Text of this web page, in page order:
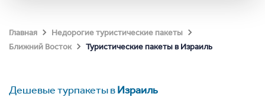
Главная
Недорогие туристические пакеты
Ближний Восток
Туристические пакеты в Израиль
Дешевые турпакеты вИзраиль